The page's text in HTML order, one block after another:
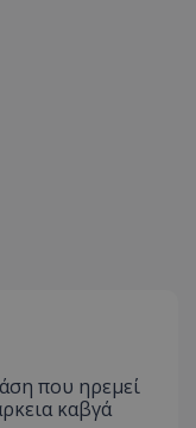
που ηρεμεί
καβγά